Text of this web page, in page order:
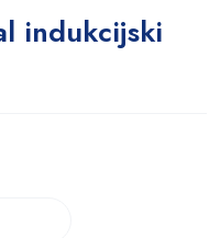
indukcijski